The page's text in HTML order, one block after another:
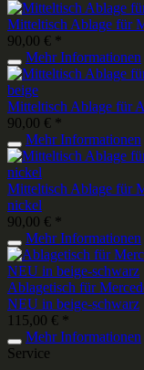
Mitteltisch Ablage für
90,00 € *
Mehr Informationen
Mitteltisch Ablage für
90,00 € *
Mehr Informationen
Mitteltisch Ablage für
nickel
90,00 € *
Mehr Informationen
Ablagetisch für
NEU in beige-schwarz
115,00 € *
Mehr Informationen
Service